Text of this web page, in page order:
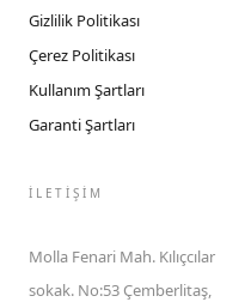
Gizlilik Politikası
Çerez Politikası
Kullanım Şartları
Garanti Şartları
İLETIŞIM
Molla Fenari Mah. Kılıçcılar
sokak. No:53 Çemberlitaş,